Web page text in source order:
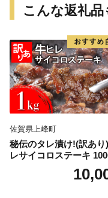
こんな返礼
佐賀県上峰町
秘伝のタレ漬け!(訳あり
レサイコロステーキ